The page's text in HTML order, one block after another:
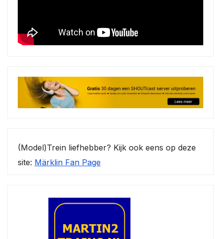
(Model)Trein liefhebber? Kijk ook eens op deze
site: Märklin Fan Page